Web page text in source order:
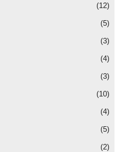
(12)
(5)
(3)
(4)
(3)
(10)
(4)
(5)
(2)